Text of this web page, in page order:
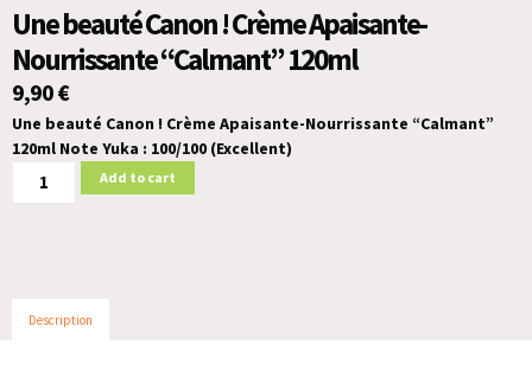
Une beauté Canon ! Crème Apaisante-
Nourrissante “Calmant” 120ml
9,90€
Une beauté Canon ! Crème Apaisante-Nourrissante “Calmant”
120ml Note Yuka : 100/100 (Excellent)
Add to cart
Description